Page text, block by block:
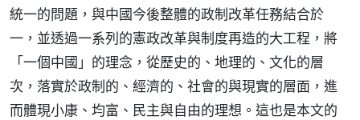
統一的問題，與中國今後整體的政制改革任務結合於
一，並透過一系列的憲政改革與制度再造的大工程，將
「一個中國」的理念，從歷史的、地理的、文化的層
次，落實於政制的、經濟的、社會的與現實的層面，進
而體現小康、均富、民主與自由的理想。這也是本文的